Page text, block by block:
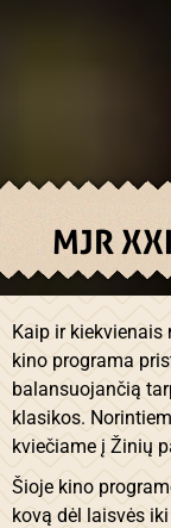
MJR
Kaip ir
kino programa
balansuojančią
klasikos.
kviečiame į Žinių
Šioje kino
kovą dėl laisvės